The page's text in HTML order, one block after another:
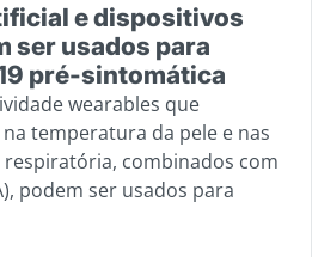
e dispositivos
ser usados ​​para
pré-sintomática
wearables que
temperatura da pele e nas
combinados com
podem ser usados ​​para